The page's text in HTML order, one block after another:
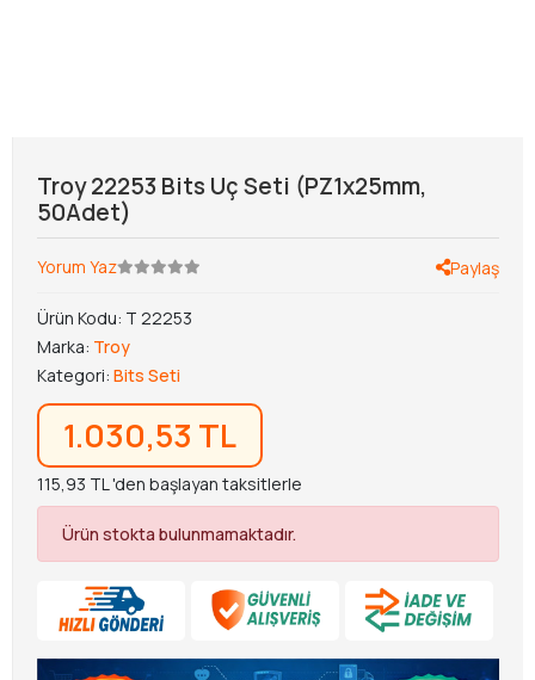
Troy 22253 Bits Uç Seti (PZ1x25mm,
50Adet)
Yorum Yaz Paylaş
Ürün Kodu: T 22253
Marka: Troy
Kategori: Bits Seti
1.030,53 TL
115,93 TL 'den başlayan taksitlerle
Ürün stokta bulunmamaktadır.